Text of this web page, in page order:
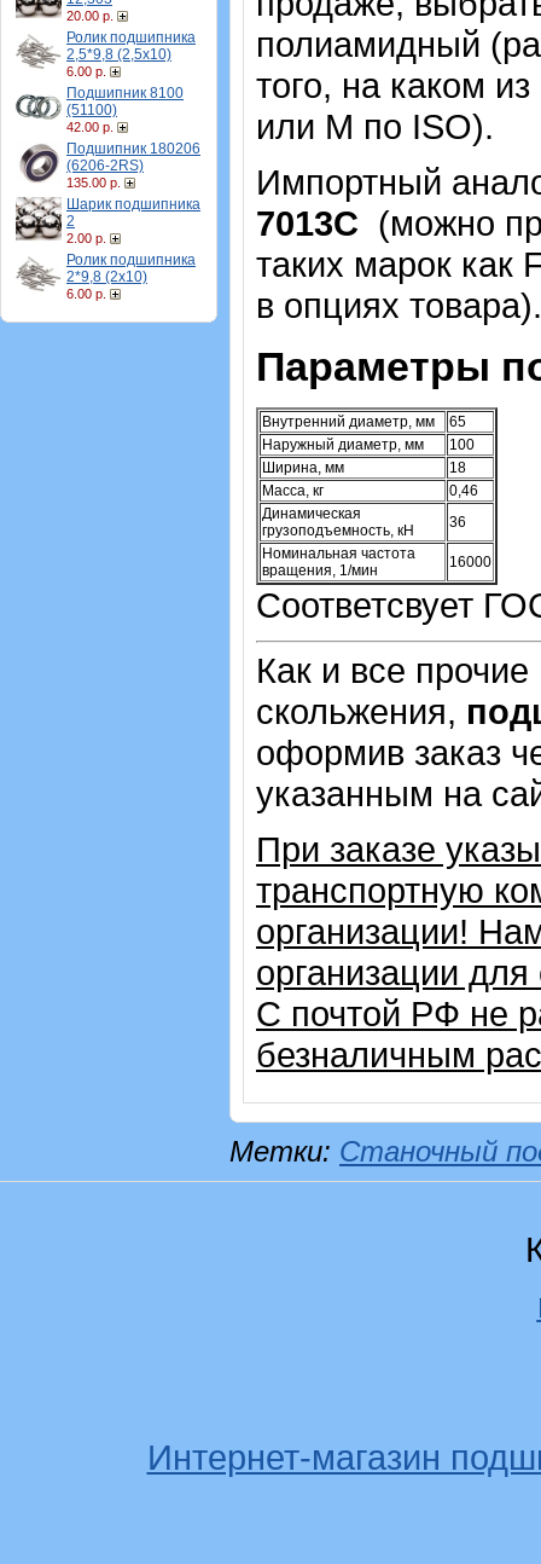
20.00 р.
Ролик подшипника
2,5*9,8 (2,5х10)
6.00 р.
Подшипник 8100
(51100)
42.00 р.
Подшипник 180206
(6206-2RS)
135.00 р.
Шарик подшипника
2
2.00 р.
Ролик подшипника
2*9,8 (2х10)
6.00 р.
полиамидный
того, на каком
или М по ISO).
Импортный
7013С (можно
таких марок как
в опциях товара).
Параметры
Внутренний диаметр, мм
65
Наружный диаметр, мм
100
Ширина, мм
18
Масса, кг
0,46
Динамическая
грузоподъемность, кН
36
Номинальная частота
вращения, 1/мин
16000
Соответсвует
Как и все
скольжения,
оформив заказ
указанным на
При заказе
транспортную
организации!
организации
С почтой РФ не
безналичным
Метки: Станочный
Интернет-магазин